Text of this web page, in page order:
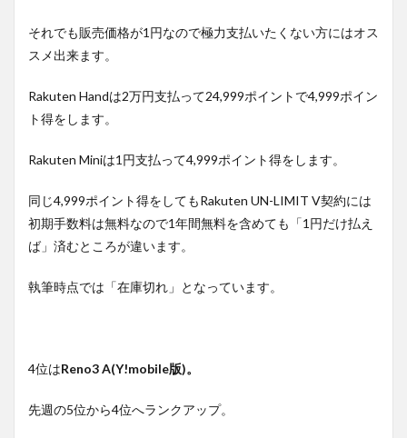
それでも販売価格が1円なので極力支払いたくない方にはオス
スメ出来ます。
Rakuten Handは2万円支払って24,999ポイントで4,999ポイン
ト得をします。
Rakuten Miniは1円支払って4,999ポイント得をします。
同じ4,999ポイント得をしてもRakuten UN-LIMIT V契約には
初期手数料は無料なので1年間無料を含めても「1円だけ払え
ば」済むところが違います。
執筆時点では「在庫切れ」となっています。
4位はReno3 A(Y!mobile版)。
先週の5位から4位へランクアップ。